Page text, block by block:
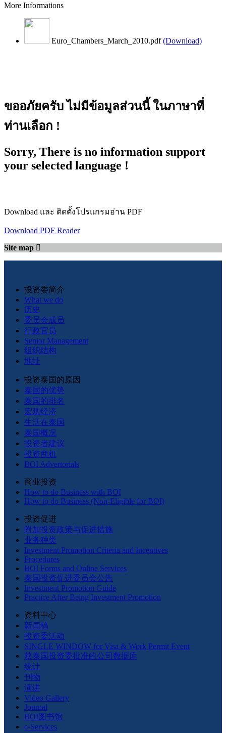
More Informations
Euro_Chambers_March_2010.pdf (Download)
ขออภัยครับ ไม่มีข้อมูลส่วนนี้ ในภาษาที่
ท่านเลือก !
Sorry, There is no information support
your selected language !
Download และ ติดตั้งโปรแกรมอ่าน PDF
Download PDF Reader
Site map
投资委简介
What we do
历史
委员会成员
行政官员
Senior Management
组织结构
地址
投资泰国的原因
泰国的优势
泰国的排名
宏观经济
生活在泰国
泰国概况
投资者建议
投资商机
BOI Advertorials
商业投资
How to do Business with BOI
How to do Business (Non-Eligible for BOI)
投资促进
附加投资政策与促进措施
业务种类
Investment Promotion Criteria and Incentives
Procedures
BOI Forms and Online Services
泰国投资促进委员会公告
Investment Promotion Guide
Practice After Being Investment Promotion
资料中心
新闻稿
投资委活动
SINGLE WINDOW for Visa & Work Permit Event
获泰国投资委批准的公司数据库
统计
刊物
演讲
Video Gallery
Journal
BOI图书馆
e-Services